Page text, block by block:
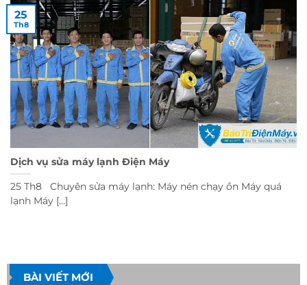
Dịch vụ sửa máy lạnh Điện Máy
25 Th8 Chuyên sửa máy lạnh: Máy nén chạy ồn Máy quá
lạnh Máy [...]
25
Th8
BÀI VIẾT MỚI